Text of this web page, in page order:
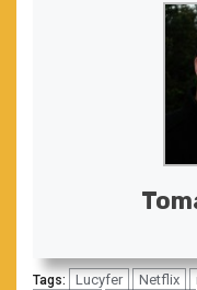
Tags: Lucyfer Netflix